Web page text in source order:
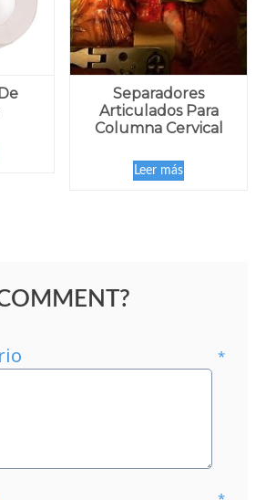
Separadores
Articulados Para
Columna Cervical
Leer más
*